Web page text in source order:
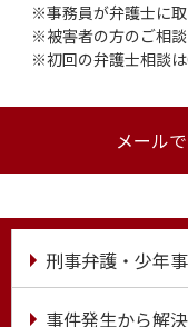
事務員が弁護士に取
被害者の方のご相
初回の弁護士相談
メール
刑事弁護・少年
事件発生から解